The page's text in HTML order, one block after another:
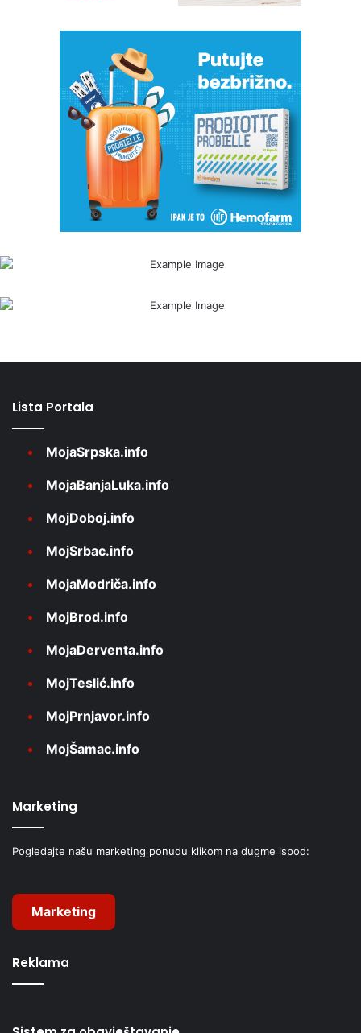
Lista Portala
MojaSrpska.info
MojaBanjaLuka.info
MojDoboj.info
MojSrbac.info
MojaModriča.info
MojBrod.info
MojaDerventa.info
MojTeslić.info
MojPrnjavor.info
MojŠamac.info
Marketing
Pogledajte našu marketing ponudu klikom na dugme ispod:
Marketing
Reklama